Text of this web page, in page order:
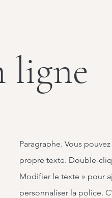
ligne
Paragraphe. Vous
propre texte. Double-
Modifier le texte » pour
personnaliser la police.